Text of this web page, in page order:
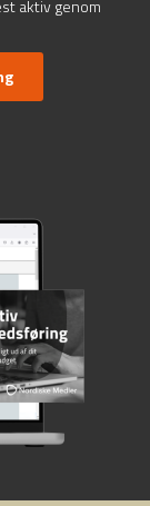
aktiv genom